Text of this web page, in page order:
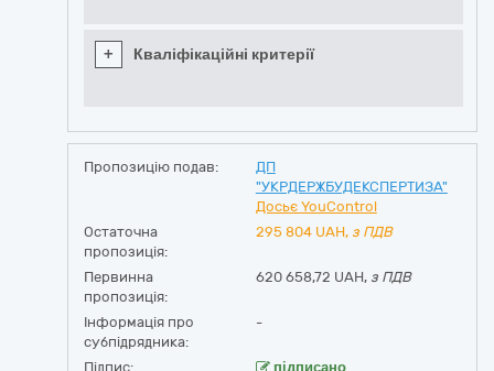
+ Кваліфікаційні критерії
Пропозицію подав:
ДП
"УКРДЕРЖБУДЕКСПЕРТИЗА"
Досьє YouControl
Остаточна
пропозиція:
295 804 UAH, з ПДВ
Первинна
пропозиція:
620 658,72 UAH, з ПДВ
Інформація про
субпідрядника:
-
Підпис: підписано